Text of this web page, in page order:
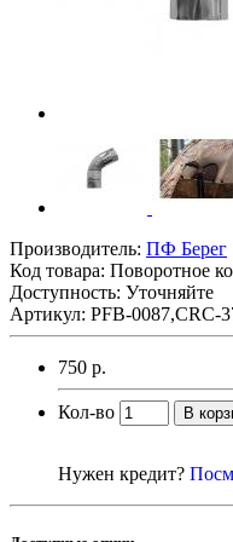
Производитель: ПФ Берег
Код товара: Поворотное
Доступность: Уточняйте
Артикул: PFB-0087,CRC-
750 р.
Кол-во В
Нужен кредит?